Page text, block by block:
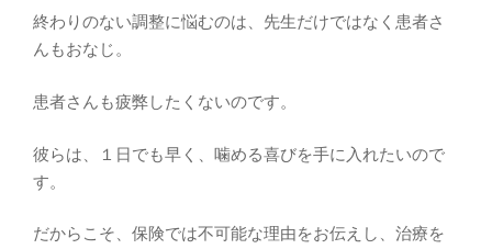
終わりのない調整に悩むのは、先生だけではなく患者さ
んもおなじ。
患者さんも疲弊したくないのです。
彼らは、１日でも早く、噛める喜びを手に入れたいので
す。
だからこそ、保険では不可能な理由をお伝えし、治療を